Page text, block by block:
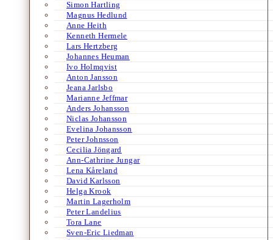
Simon Hartling
Magnus Hedlund
Anne Heith
Kenneth Hermele
Lars Hertzberg
Johannes Heuman
Ivo Holmqvist
Anton Jansson
Jeana Jarlsbo
Marianne Jeffmar
Anders Johansson
Niclas Johansson
Evelina Johansson
Peter Johnsson
Cecilia Jöngard
Ann-Cathrine Jungar
Lena Kåreland
David Karlsson
Helga Krook
Martin Lagerholm
Peter Landelius
Tora Lane
Sven-Eric Liedman